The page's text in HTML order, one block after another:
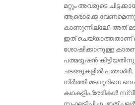
മറ്റും അവരുടെ
ആരൊക്കെ
കാണുന്നില്ലേ? അത്
ഇത് ചെയ്യാത്തതാണ്‌
ശോഷിക്കാനുള്ള
പത്മഭൂഷന്‍
ചടങ്ങുകളില്‍ പത്മശ്രീ.
നിര്‍ത്തി മടവൂരിനെ
കഥകളിപ്രേമികൾ